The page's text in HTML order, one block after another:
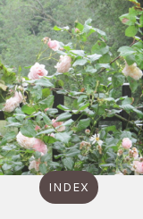
INDEX